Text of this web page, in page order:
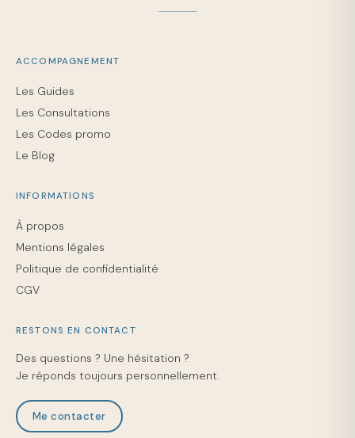
ACCOMPAGNEMENT
Les Guides
Les Consultations
Les Codes promo
Le Blog
INFORMATIONS
À propos
Mentions légales
Politique de confidentialité
CGV
RESTONS EN CONTACT
Des questions ? Une hésitation ?
Je réponds toujours personnellement.
Me contacter